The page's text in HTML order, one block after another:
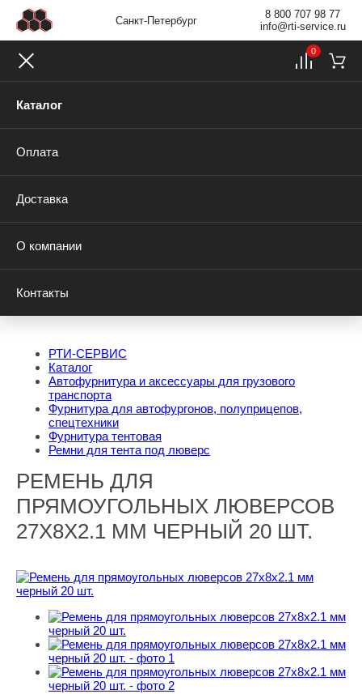
Санкт-Петербург
8 800 707 98 77
info@rti-service.ru
Каталог
Оплата
Доставка
О компании
Контакты
0
РТИ-СЕРВИС
Каталог
Автофурнитура и аксессуары для грузового
транспорта
Фурнитура для автофургонов, полуприцепов,
спецтехники
Фурнитура тентовая
Ремни для тента под люверс
РЕМЕНЬ ДЛЯ
ПРЯМОУГОЛЬНЫХ ЛЮВЕРСОВ
27Х8Х2.1 ММ ЧЕРНЫЙ 20 ШТ.